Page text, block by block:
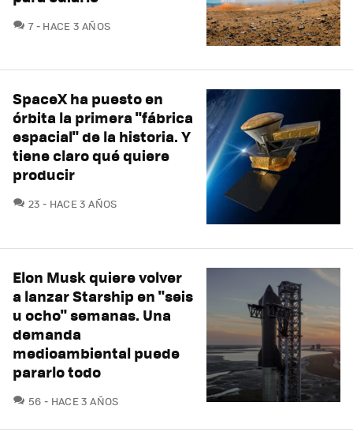
7COMENTARIOS
HACE 3 AÑOS
SpaceX ha puesto en
órbita la primera "fábrica
espacial" de la historia. Y
tiene claro qué quiere
producir
23 COMENTARIOS
HACE 3 AÑOS
Elon Musk quiere volver
a lanzar Starship en "seis
u ocho" semanas. Una
demanda
medioambiental puede
pararlo todo
56 COMENTARIOS
HACE 3 AÑOS